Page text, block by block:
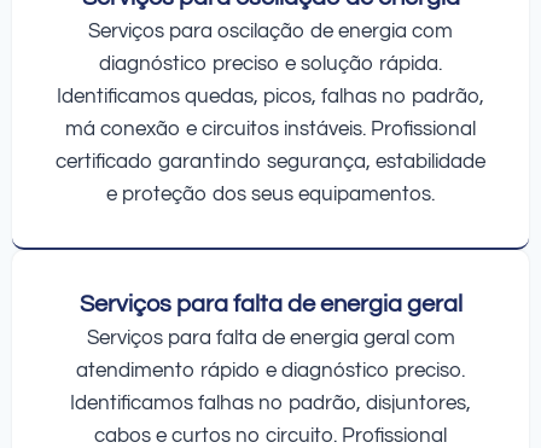
Serviços para oscilação de energia com
diagnóstico preciso e solução rápida.
Identificamos quedas, picos, falhas no padrão,
má conexão e circuitos instáveis. Profissional
certificado garantindo segurança, estabilidade
e proteção dos seus equipamentos.
Serviços para falta de energia geral
Serviços para falta de energia geral com
atendimento rápido e diagnóstico preciso.
Identificamos falhas no padrão, disjuntores,
cabos e curtos no circuito. Profissional